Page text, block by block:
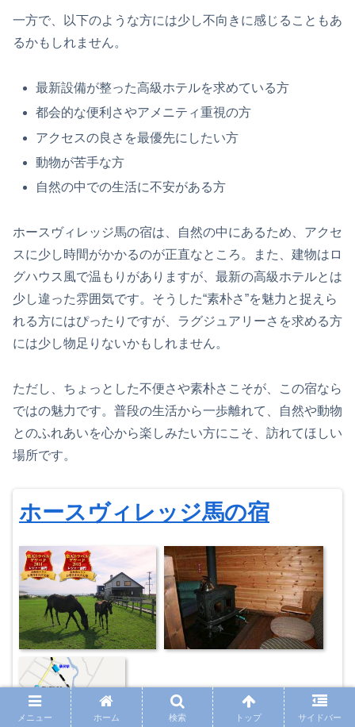
一方で、以下のような方には少し不向きに感じることもあ
るかもしれません。
最新設備が整った高級ホテルを求めている方
都会的な便利さやアメニティ重視の方
アクセスの良さを最優先にしたい方
動物が苦手な方
自然の中での生活に不安がある方
ホースヴィレッジ馬の宿は、自然の中にあるため、アクセ
スに少し時間がかかるのが正直なところ。また、建物はロ
グハウス風で温もりがありますが、最新の高級ホテルとは
少し違った雰囲気です。そうした“素朴さ”を魅力と捉えら
れる方にはぴったりですが、ラグジュアリーさを求める方
には少し物足りないかもしれません。
ただし、ちょっとした不便さや素朴さこそが、この宿なら
ではの魅力です。普段の生活から一歩離れて、自然や動物
とのふれあいを心から楽しみたい方にこそ、訪れてほしい
場所です。
ホースヴィレッジ馬の宿
メニュー ホーム 検索 トップ サイドバー